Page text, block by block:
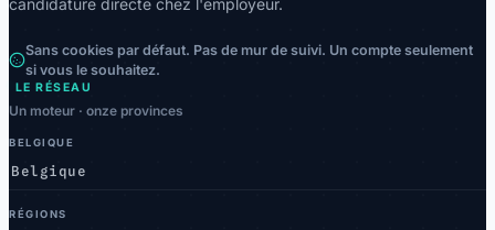
Sans cookies par défaut. Pas de mur de suivi. Un compte seulement
si vous le souhaitez.
LE RÉSEAU
Un moteur · onze provinces
BELGIQUE
Belgique
RÉGIONS